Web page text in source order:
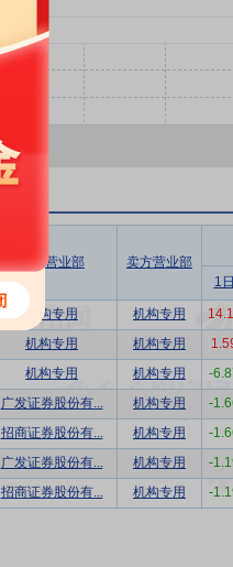
买方营业部 卖方营业部
1日
机构专用 机构专用
机构专用 机构专用
机构专用 机构专用 -
广发证券股份有... 机构专用 -
招商证券股份有... 机构专用 -
广发证券股份有... 机构专用 -
招商证券股份有... 机构专用 -